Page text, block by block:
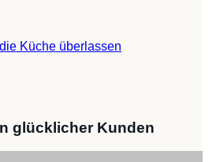
Küche überlassen
die
glücklicher Kunden